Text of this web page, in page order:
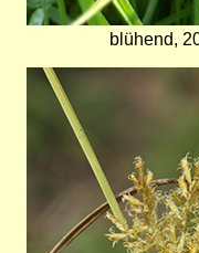
blühend,
Bild